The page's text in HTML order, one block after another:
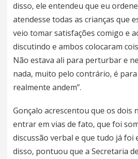
disso, ele entendeu que eu
atendesse todas as crianças que
veio tomar satisfações comigo e
discutindo e ambos colocaram
Não estava ali para perturbar e
nada, muito pelo contrário, é para
realmente andem”.
Gonçalo acrescentou que os dois
entrar em vias de fato, que foi
discussão verbal e que tudo já foi
disso, pontuou que a Secretaria